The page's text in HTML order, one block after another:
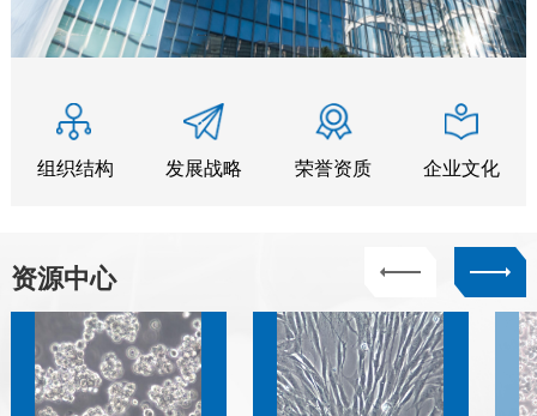
组织结构 发展战略 荣誉资质 企业文化
资源中心